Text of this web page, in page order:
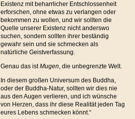
Existenz mit beharrlicher Entschlossenheit
erforschen, ohne etwas zu verlangen oder
bekommen zu wollen, und wir sollten die
Quelle unserer Existenz nicht anderswo
suchen, sondern sollten ihrer beständig
gewahr sein und sie schmecken als
natürliche Geistverfassung.
Genau das istMugen, die unbegrenzte Welt.
In diesem großen Universum des Buddha,
oder der Buddha-Natur, sollten wir dies nie
aus den Augen verlieren, und ich wünsche
von Herzen, dass ihr diese Realität jeden Tag
eures Lebens schmecken könnt.“